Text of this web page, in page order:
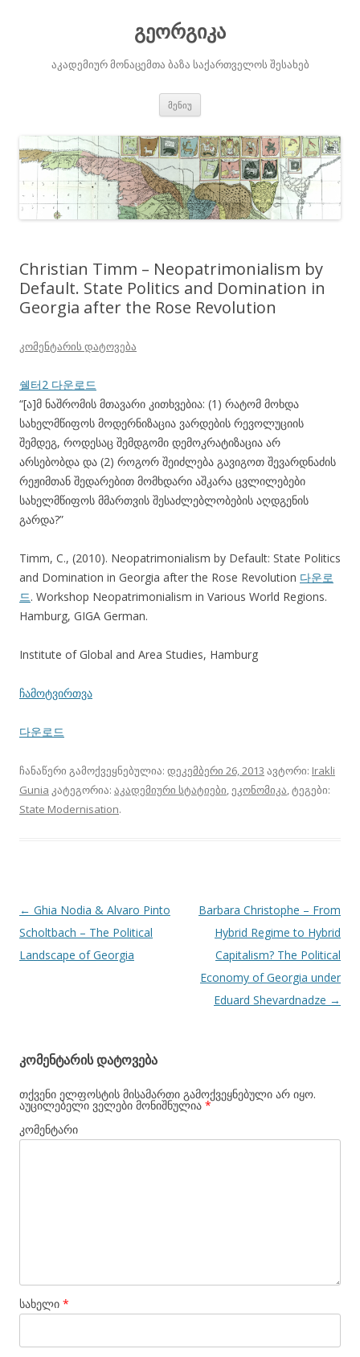
გეორგიკა
აკადემიურ მონაცემთა ბაზა საქართველოს შესახებ
მენიუ
Christian Timm – Neopatrimonialism by
Default. State Politics and Domination in
Georgia after the Rose Revolution
კომენტარის დატოვება
쉘터2 다운로드
“[ა]მ ნაშრომის მთავარი კითხვებია: (1) რატომ მოხდა
სახელმწიფოს მოდერნიზაცია ვარდების რევოლუციის
შემდეგ, როდესაც შემდგომი დემოკრატიზაცია არ
არსებობდა და (2) როგორ შეიძლება გავიგოთ შევარდნაძის
რეჟიმთან შედარებით მომხდარი აშკარა ცვლილებები
სახელმწიფოს მმართვის შესაძლებლობების აღდგენის
გარდა?”
Timm, C., (2010). Neopatrimonialism by Default: State Politics
and Domination in Georgia after the Rose Revolution 다운로
드. Workshop Neopatrimonialism in Various World Regions.
Hamburg, GIGA German.
Institute of Global and Area Studies, Hamburg
ჩამოტვირთვა
다운로드
ჩანაწერი გამოქვეყნებულია: დეკემბერი 26, 2013 ავტორი: Irakli
Gunia კატეგორია: აკადემიური სტატიები,ეკონომიკა, ტეგები:
State Modernisation.
პოსტის
ნავიგაცია
← Ghia Nodia & Alvaro Pinto
Scholtbach – The Political
Landscape of Georgia
Barbara Christophe – From
Hybrid Regime to Hybrid
Capitalism? The Political
Economy of Georgia under
Eduard Shevardnadze →
კომენტარის დატოვება
თქვენი ელფოსტის მისამართი გამოქვეყნებული არ იყო.
აუცილებელი ველები მონიშნულია *
კომენტარი
სახელი *